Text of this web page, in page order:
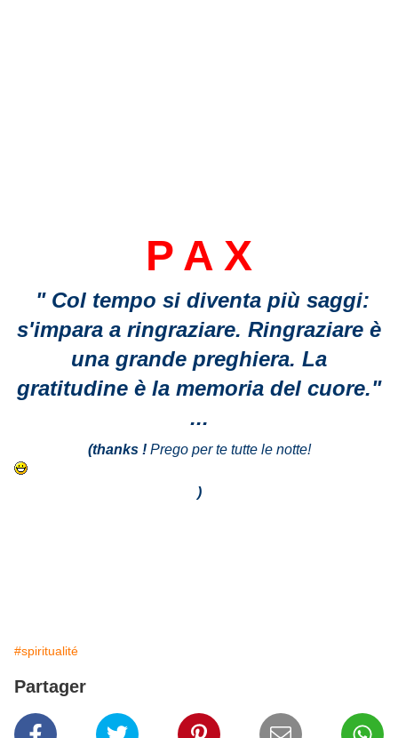
P A X
" Col tempo si diventa più saggi:
s'impara a ringraziare. Ringraziare è
una grande preghiera. La
gratitudine è la memoria del cuore."
...
(thanks ! Prego per te tutte le notte!
)
#spiritualité
Partager